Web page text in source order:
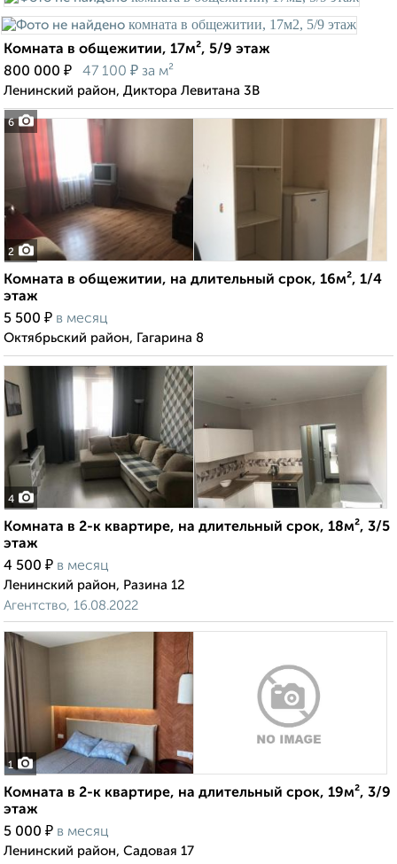
6
Комната в общежитии, 17м², 5/9 этаж
800 000 ₽ 47 100 ₽ за м²
Ленинский район, Диктора Левитана 3В
2
Комната в общежитии, на длительный срок, 16м², 1/4
этаж
5 500 ₽ в месяц
Октябрьский район, Гагарина 8
4
Комната в 2-к квартире, на длительный срок, 18м², 3/5
этаж
4 500 ₽ в месяц
Ленинский район, Разина 12
Агентство, 16.08.2022
1
Комната в 2-к квартире, на длительный срок, 19м², 3/9
этаж
5 000 ₽ в месяц
Ленинский район, Садовая 17